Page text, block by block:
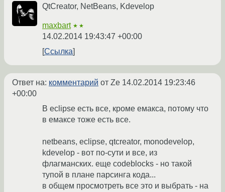
QtCreator, NetBeans, Kdevelop
maxbart ★★
14.02.2014 19:43:47 +00:00
Ссылка
Ответ на: комментарий от Ze 14.02.2014 19:23:46
+00:00
В eclipse есть все, кроме емакса, потому что
в емаксе тоже есть все.
netbeans, eclipse, qtcreator, monodevelop,
kdevelop - вот по-сути и все, из
флагманских. еще codeblocks - но такой
тупой в плане парсинга кода...
в общем просмотреть все это и выбрать - на